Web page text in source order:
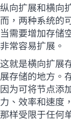
纵向扩展和横向
而，两种系统的
当需要增加存储
非常容易扩展。
这就是横向扩展
展存储的地方。
因为可将节点添
力、效率和速度
那样受限于任何